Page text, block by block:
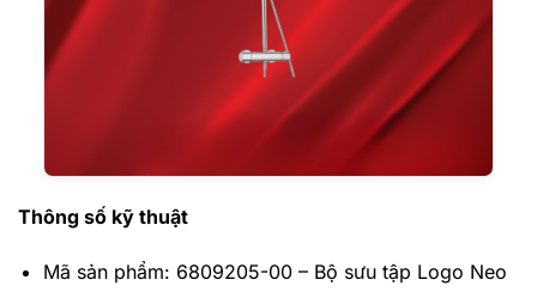
Thông số kỹ thuật
Mã sản phẩm: 6809205-00 – Bộ sưu tập Logo Neo